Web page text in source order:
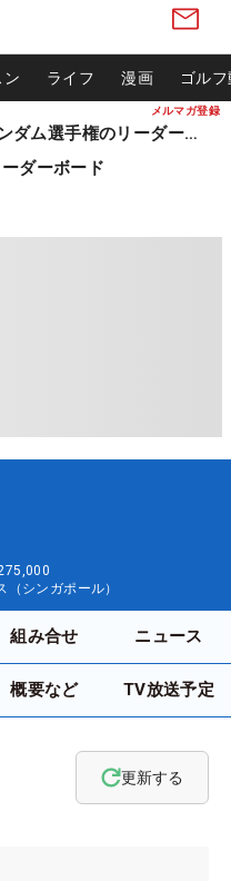
メルマガ登録
ン ライフ 漫画 ゴル
松山英樹ら出場 ウィンダム選手権のリーダーボード
ダーボード
シンガポール）
組み合せ ニュース
概要など TV放送予定
更新する